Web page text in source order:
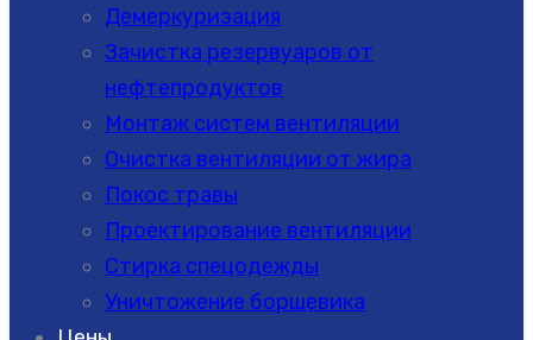
Демеркуризация
Зачистка резервуаров от
нефтепродуктов
Монтаж систем вентиляции
Очистка вентиляции от жира
Покос травы
Проектирование вентиляции
Стирка спецодежды
Уничтожение борщевика